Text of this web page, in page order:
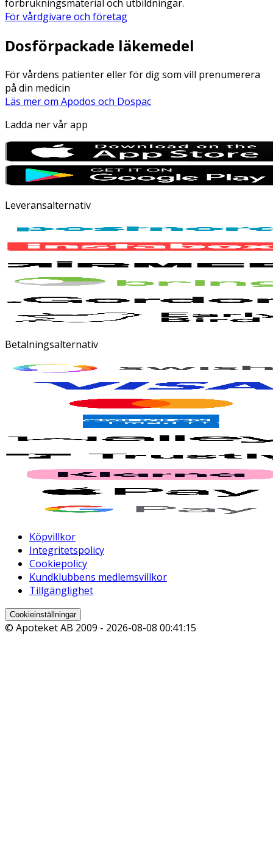
förbrukningsmaterial och utbildningar.
För vårdgivare och företag
Dosförpackade läkemedel
För vårdens patienter eller för dig som vill prenumerera
på din medicin
Läs mer om Apodos och Dospac
Ladda ner vår app
Leveransalternativ
Betalningsalternativ
Köpvillkor
Integritetspolicy
Cookiepolicy
Kundklubbens medlemsvillkor
Tillgänglighet
Cookieinställningar
© Apoteket AB 2009 - 2026-08-08 00:41:15